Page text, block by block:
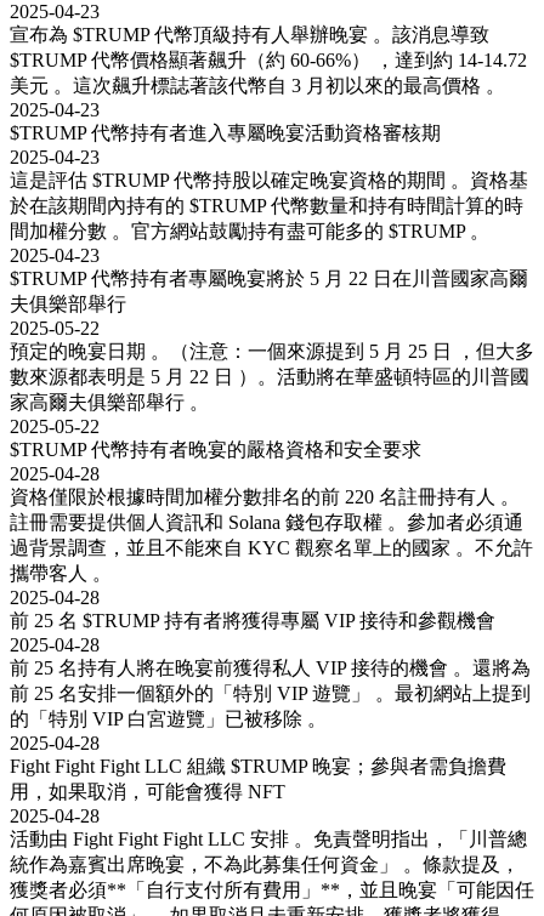
2025-04-23
宣布為 $TRUMP 代幣頂級持有人舉辦晚宴 。該消息導致
$TRUMP 代幣價格顯著飆升（約 60-66%） ，達到約 14-14.72
美元 。這次飆升標誌著該代幣自 3 月初以來的最高價格 。
2025-04-23
$TRUMP 代幣持有者進入專屬晚宴活動資格審核期
2025-04-23
這是評估 $TRUMP 代幣持股以確定晚宴資格的期間 。資格基
於在該期間內持有的 $TRUMP 代幣數量和持有時間計算的時
間加權分數 。官方網站鼓勵持有盡可能多的 $TRUMP 。
2025-04-23
$TRUMP 代幣持有者專屬晚宴將於 5 月 22 日在川普國家高爾
夫俱樂部舉行
2025-05-22
預定的晚宴日期 。（注意：一個來源提到 5 月 25 日 ，但大多
數來源都表明是 5 月 22 日 ）。活動將在華盛頓特區的川普國
家高爾夫俱樂部舉行 。
2025-05-22
$TRUMP 代幣持有者晚宴的嚴格資格和安全要求
2025-04-28
資格僅限於根據時間加權分數排名的前 220 名註冊持有人 。
註冊需要提供個人資訊和 Solana 錢包存取權 。參加者必須通
過背景調查，並且不能來自 KYC 觀察名單上的國家 。不允許
攜帶客人 。
2025-04-28
前 25 名 $TRUMP 持有者將獲得專屬 VIP 接待和參觀機會
2025-04-28
前 25 名持有人將在晚宴前獲得私人 VIP 接待的機會 。還將為
前 25 名安排一個額外的「特別 VIP 遊覽」 。最初網站上提到
的「特別 VIP 白宮遊覽」已被移除 。
2025-04-28
Fight Fight Fight LLC 組織 $TRUMP 晚宴；參與者需負擔費
用，如果取消，可能會獲得 NFT
2025-04-28
活動由 Fight Fight Fight LLC 安排 。免責聲明指出，「川普總
統作為嘉賓出席晚宴，不為此募集任何資金」 。條款提及，
獲獎者必須**「自行支付所有費用」**，並且晚宴「可能因任